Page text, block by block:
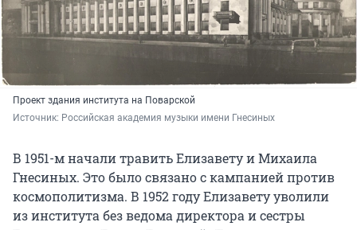
Проект здания института на Поварской
Источник: Российская академия музыки имени Гнесиных
В 1951-м начали травить Елизавету и Михаила
Гнесиных. Это было связано с кампанией против
космополитизма. В 1952 году Елизавету уволили
из института без ведома директора и сестры